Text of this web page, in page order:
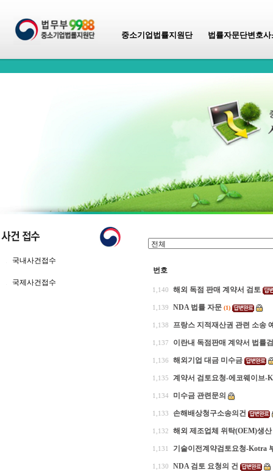
중소기업법률지원단 법률자문단변호사
국내사건접수
국제사건접수
번호
1,140 해외 독점 판매 계약서 검토
1,139 NDA 법률 자문 (1)
1,138 프랑스 지적재산권 관련 소송
1,137 이란내 독점판매 계약서 법률
1,136 해외기업 대금 미수금
1,135 계약서 검토요청-에코웨이브-
1,134 미수금 관련문의
1,133 손해배상청구소송의건
1,132 해외 제조업체 위탁(OEM)생
1,131 기술이전계약검토요청-Kotra
1,130 NDA 검토 요청의 건